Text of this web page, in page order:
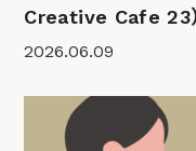
Creative Cafe 23
2026.06.09